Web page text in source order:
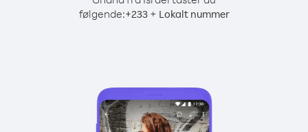
følgende:+233+ Lokalt nummer